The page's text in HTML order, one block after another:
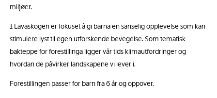
miljøer.
I Lavaskogen er fokuset å gi barna en sanselig opplevelse som kan
stimulere lyst til egen utforskende bevegelse. Som tematisk
bakteppe for forestillinga ligger vår tids klimautfordringer og
hvordan de påvirker landskapene vi lever i.
Forestillingen passer for barn fra 6 år og oppover.